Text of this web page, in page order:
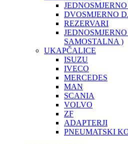
DVOSMJERNO
REZERVARI
SAMOSTALNA )
UKAPČALICE
ISUZU
IVECO
MERCEDES
MAN
SCANIA
VOLVO
ZF
ADAPTERJI
PNEUMATSKI